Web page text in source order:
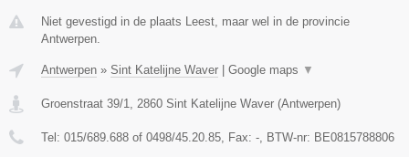
Niet gevestigd in de plaats Leest, maar wel in de provincie
Antwerpen.
Antwerpen » Sint Katelijne Waver Google maps ▼
Groenstraat 39/1 2860 Sint Katelijne Waver (Antwerpen)
Tel: 015/689.688 of 0498/45.20.85 , Fax: - , BTW-nr: BE0815788806